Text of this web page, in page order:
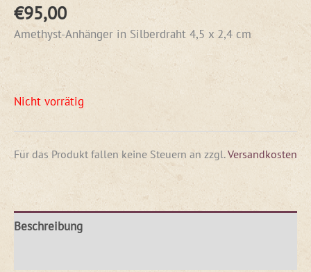
€95,00
Amethyst-Anhänger in Silberdraht 4,5 x 2,4 cm
Nicht vorrätig
Für das Produkt fallen keine Steuern an zzgl.Versandkosten
Beschreibung